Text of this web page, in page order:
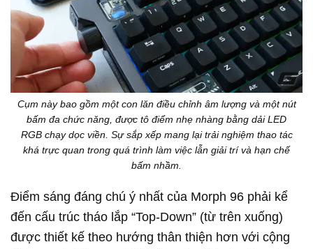
Cụm này bao gồm một con lăn điều chỉnh âm lượng và một nút
bấm đa chức năng, được tô điểm nhẹ nhàng bằng dải LED
RGB chạy dọc viền. Sự sắp xếp mang lại trải nghiệm thao tác
khá trực quan trong quá trình làm việc lẫn giải trí và hạn chế
bấm nhầm.
Điểm sáng đáng chú ý nhất của Morph 96 phải kể
đến cấu trúc tháo lắp “Top-Down” (từ trên xuống)
được thiết kế theo hướng thân thiện hơn với cộng